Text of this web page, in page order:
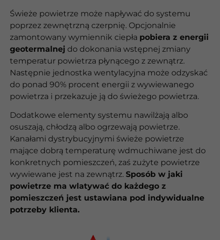
Świeże powietrze może napływać do systemu
poprzez zewnętrzną czerpnię. Opcjonalnie
zamontowany wymiennik ciepła pobiera z energii
geotermalnej do dokonania wstępnej zmiany
temperatur powietrza płynącego z zewnątrz.
Następnie jednostka wentylacyjna może odzyskać
do ponad 90% procent energii z wywiewanego
powietrza i przekazuje ją do świeżego powietrza.
Dodatkowe elementy systemu nawilżają albo
osuszają, chłodzą albo ogrzewają powietrze.
Kanałami dystrybucyjnymi świeże powietrze
mające dobrą temperaturę wdmuchiwane jest do
konkretnych pomieszczeń, zaś zużyte powietrze
wywiewane jest na zewnątrz. Sposób w jaki
powietrze ma wlatywać do każdego z
pomieszczeń jest ustawiana pod indywidualne
potrzeby klienta.